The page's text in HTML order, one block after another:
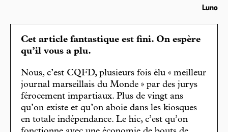
Luno
Cet article fantastique est fini. On espère
qu’il vous a plu.
Nous, c’est CQFD, plusieurs fois élu « meilleur
journal marseillais du Monde » par des jurys
férocement impartiaux. Plus de vingt ans
qu’on existe et qu’on aboie dans les kiosques
en totale indépendance. Le hic, c’est qu’on